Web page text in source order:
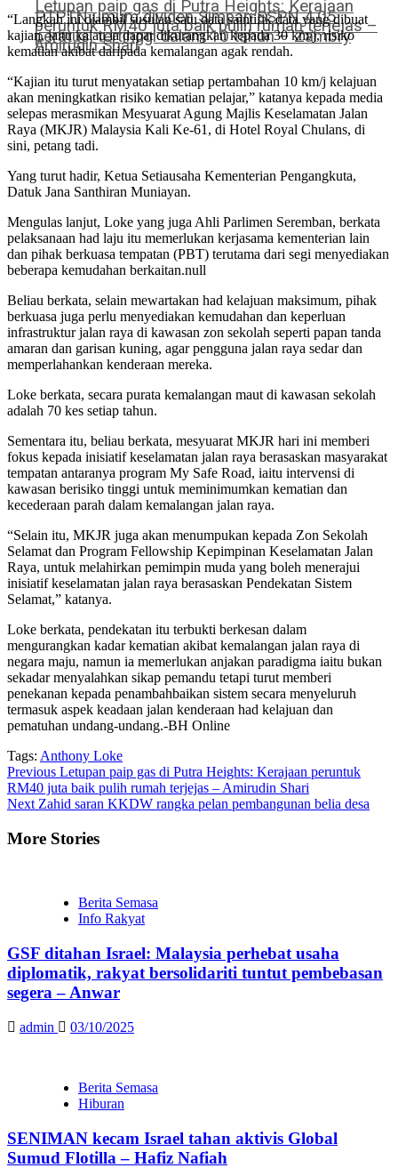
Letupan paip gas di Putra Heights: Kerajaan
peruntuk RM40 juta baik pulih rumah terjejas –
Amirudin Shari
PTPTN umum dividen Simpan SSPN 4.05
peratus, tertinggi dalam 10 tahun – Zambry
“Langkah ini diambil susulan satu data saintifik data yang dibuat
kajian, iaitu kalau ia dapat dikurangkan kepada 30 km/j, risiko
kematian akibat daripada kemalangan agak rendah.
“Kajian itu turut menyatakan setiap pertambahan 10 km/j kelajuan
akan meningkatkan risiko kematian pelajar,” katanya kepada media
selepas merasmikan Mesyuarat Agung Majlis Keselamatan Jalan
Raya (MKJR) Malaysia Kali Ke-61, di Hotel Royal Chulans, di
sini, petang tadi.
Yang turut hadir, Ketua Setiausaha Kementerian Pengangkuta,
Datuk Jana Santhiran Muniayan.
Mengulas lanjut, Loke yang juga Ahli Parlimen Seremban, berkata
pelaksanaan had laju itu memerlukan kerjasama kementerian lain
dan pihak berkuasa tempatan (PBT) terutama dari segi menyediakan
beberapa kemudahan berkaitan.null
Beliau berkata, selain mewartakan had kelajuan maksimum, pihak
berkuasa juga perlu menyediakan kemudahan dan keperluan
infrastruktur jalan raya di kawasan zon sekolah seperti papan tanda
amaran dan garisan kuning, agar pengguna jalan raya sedar dan
memperlahankan kenderaan mereka.
Loke berkata, secara purata kemalangan maut di kawasan sekolah
adalah 70 kes setiap tahun.
Sementara itu, beliau berkata, mesyuarat MKJR hari ini memberi
fokus kepada inisiatif keselamatan jalan raya berasaskan masyarakat
tempatan antaranya program My Safe Road, iaitu intervensi di
kawasan berisiko tinggi untuk meminimumkan kematian dan
kecederaan parah dalam kemalangan jalan raya.
“Selain itu, MKJR juga akan menumpukan kepada Zon Sekolah
Selamat dan Program Fellowship Kepimpinan Keselamatan Jalan
Raya, untuk melahirkan pemimpin muda yang boleh menerajui
inisiatif keselamatan jalan raya berasaskan Pendekatan Sistem
Selamat,” katanya.
Loke berkata, pendekatan itu terbukti berkesan dalam
mengurangkan kadar kematian akibat kemalangan jalan raya di
negara maju, namun ia memerlukan anjakan paradigma iaitu bukan
sekadar menyalahkan sikap pemandu tetapi turut memberi
penekanan kepada penambahbaikan sistem secara menyeluruh
termasuk aspek keadaan jalan kenderaan had kelajuan dan
pematuhan undang-undang.-BH Online
Tags: Anthony Loke
Continue
Reading
Previous Letupan paip gas di Putra Heights: Kerajaan peruntuk
RM40 juta baik pulih rumah terjejas – Amirudin Shari
Next Zahid saran KKDW rangka pelan pembangunan belia desa
More Stories
Berita Semasa
Info Rakyat
GSF ditahan Israel: Malaysia perhebat usaha
diplomatik, rakyat bersolidariti tuntut pembebasan
segera – Anwar
admin 03/10/2025
Berita Semasa
Hiburan
SENIMAN kecam Israel tahan aktivis Global
Sumud Flotilla – Hafiz Nafiah